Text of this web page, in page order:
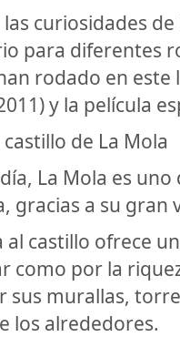
curiosidades
para diferentes
rodado en este
y la película
de La Mola
La Mola es
gracias a su
al castillo ofrece
como por la
sus murallas,
los alrededores.